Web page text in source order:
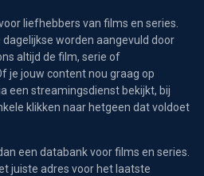
liefhebbers van films en series.
worden aangevuld door
altijd de film, serie of
je jouw content nou graag op
een streamingsdienst bekijkt, bij
klikken naar hetgeen dat voldoet
een databank voor films en series.
juiste adres voor het laatste